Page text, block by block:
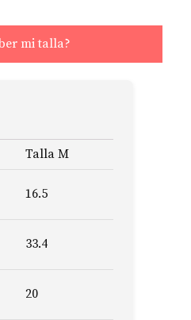
mi talla?
Talla M
16.5
33.4
20